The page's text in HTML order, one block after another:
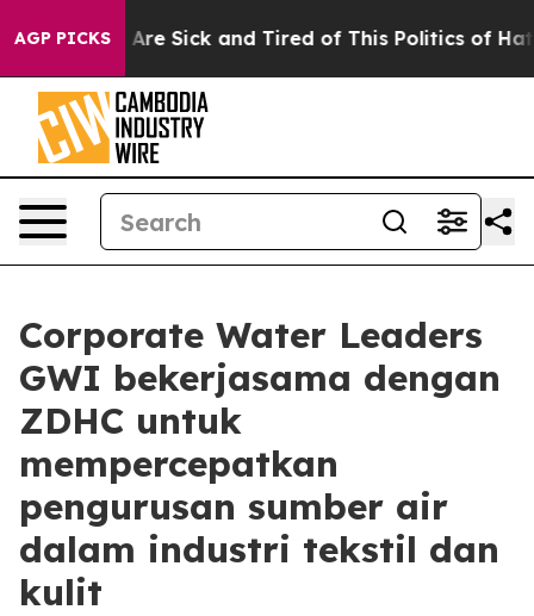
AGP PICKSAre Sick and Tired of This Politics of Hatred”
Corporate Water Leaders
GWI bekerjasama dengan
ZDHC untuk
mempercepatkan
pengurusan sumber air
dalam industri tekstil dan
kulit